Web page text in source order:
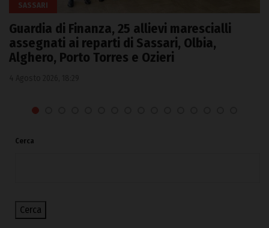
SASSARI
Guardia di Finanza, 25 allievi marescialli
assegnati ai reparti di Sassari, Olbia,
Alghero, Porto Torres e Ozieri
Cerca
Cerca